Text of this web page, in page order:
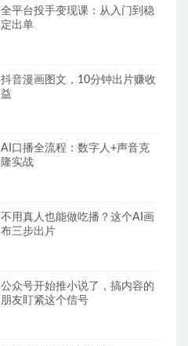
全平台投手变现课：从入门到稳
定出单
抖音漫画图文，10分钟出片赚收
益
AI口播全流程：数字人+声音克
隆实战
不用真人也能做吃播？这个AI画
布三步出片
公众号开始推小说了，搞内容的
朋友盯紧这个信号